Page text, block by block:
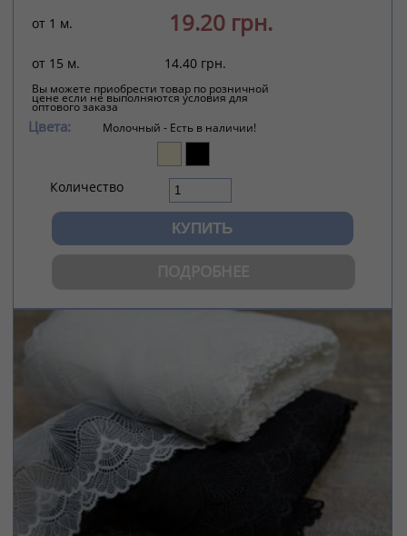
от 1 м. 19.20 грн.
от 15 м. 14.40 грн.
Вы можете приобрести товар по розничной
цене если не выполняются условия для
оптового заказа
Цвета: Молочный - Есть в наличии!
Количество